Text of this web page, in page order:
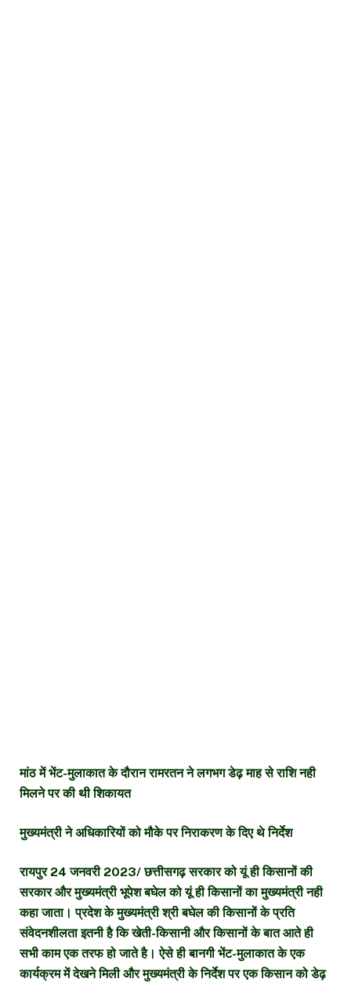
मांठ में भेंट-मुलाकात के दौरान रामरतन ने लगभग डेढ़ माह से राशि नही
मिलने पर की थी शिकायत
मुख्यमंत्री ने अधिकारियों को मौके पर निराकरण के दिए थे निर्देश
रायपुर 24 जनवरी 2023/ छत्तीसगढ़ सरकार को यूं ही किसानों की
सरकार और मुख्यमंत्री भूपेश बघेल को यूं ही किसानों का मुख्यमंत्री नही
कहा जाता। प्रदेश के मुख्यमंत्री श्री बघेल की किसानों के प्रति
संवेदनशीलता इतनी है कि खेती-किसानी और किसानों के बात आते ही
सभी काम एक तरफ हो जाते है। ऐसे ही बानगी भेंट-मुलाकात के एक
कार्यक्रम में देखने मिली और मुख्यमंत्री के निर्देश पर एक किसान को डेढ़